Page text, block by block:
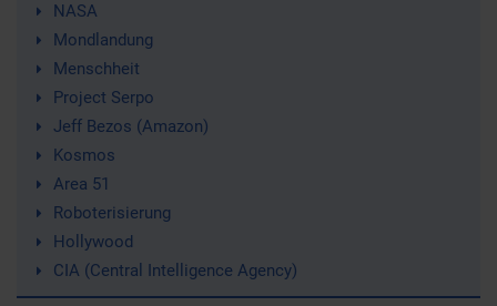
NASA
Mondlandung
Menschheit
Project Serpo
Jeff Bezos (Amazon)
Kosmos
Area 51
Roboterisierung
Hollywood
CIA (Central Intelligence Agency)